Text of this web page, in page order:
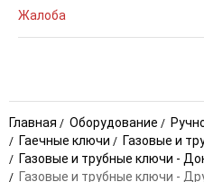
Жалоба
Главная Оборудование
Гаечные ключи
Газовые и
Газовые и трубные ключи -
Газовые и трубные ключи -